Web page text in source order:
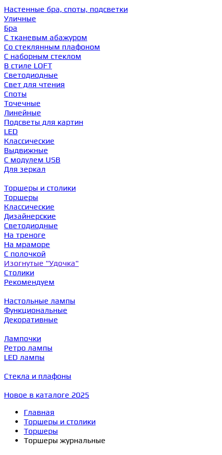
Настенные бра, споты, подсветки
Уличные
Бра
С тканевым абажуром
Со стеклянным плафоном
С наборным стеклом
В стиле LOFT
Светодиодные
Свет для чтения
Споты
Точечные
Линейные
Подсветы для картин
LED
Классические
Выдвижные
С модулем USB
Для зеркал
Торшеры и столики
Торшеры
Классические
Дизайнерские
Светодиодные
На треноге
На мраморе
С полочкой
Изогнутые "Удочка"
Столики
Рекомендуем
Настольные лампы
Функциональные
Декоративные
Лампочки
Ретро лампы
LED лампы
Стекла и плафоны
Новое в каталоге 2025
Главная
Торшеры и столики
Торшеры
Торшеры журнальные